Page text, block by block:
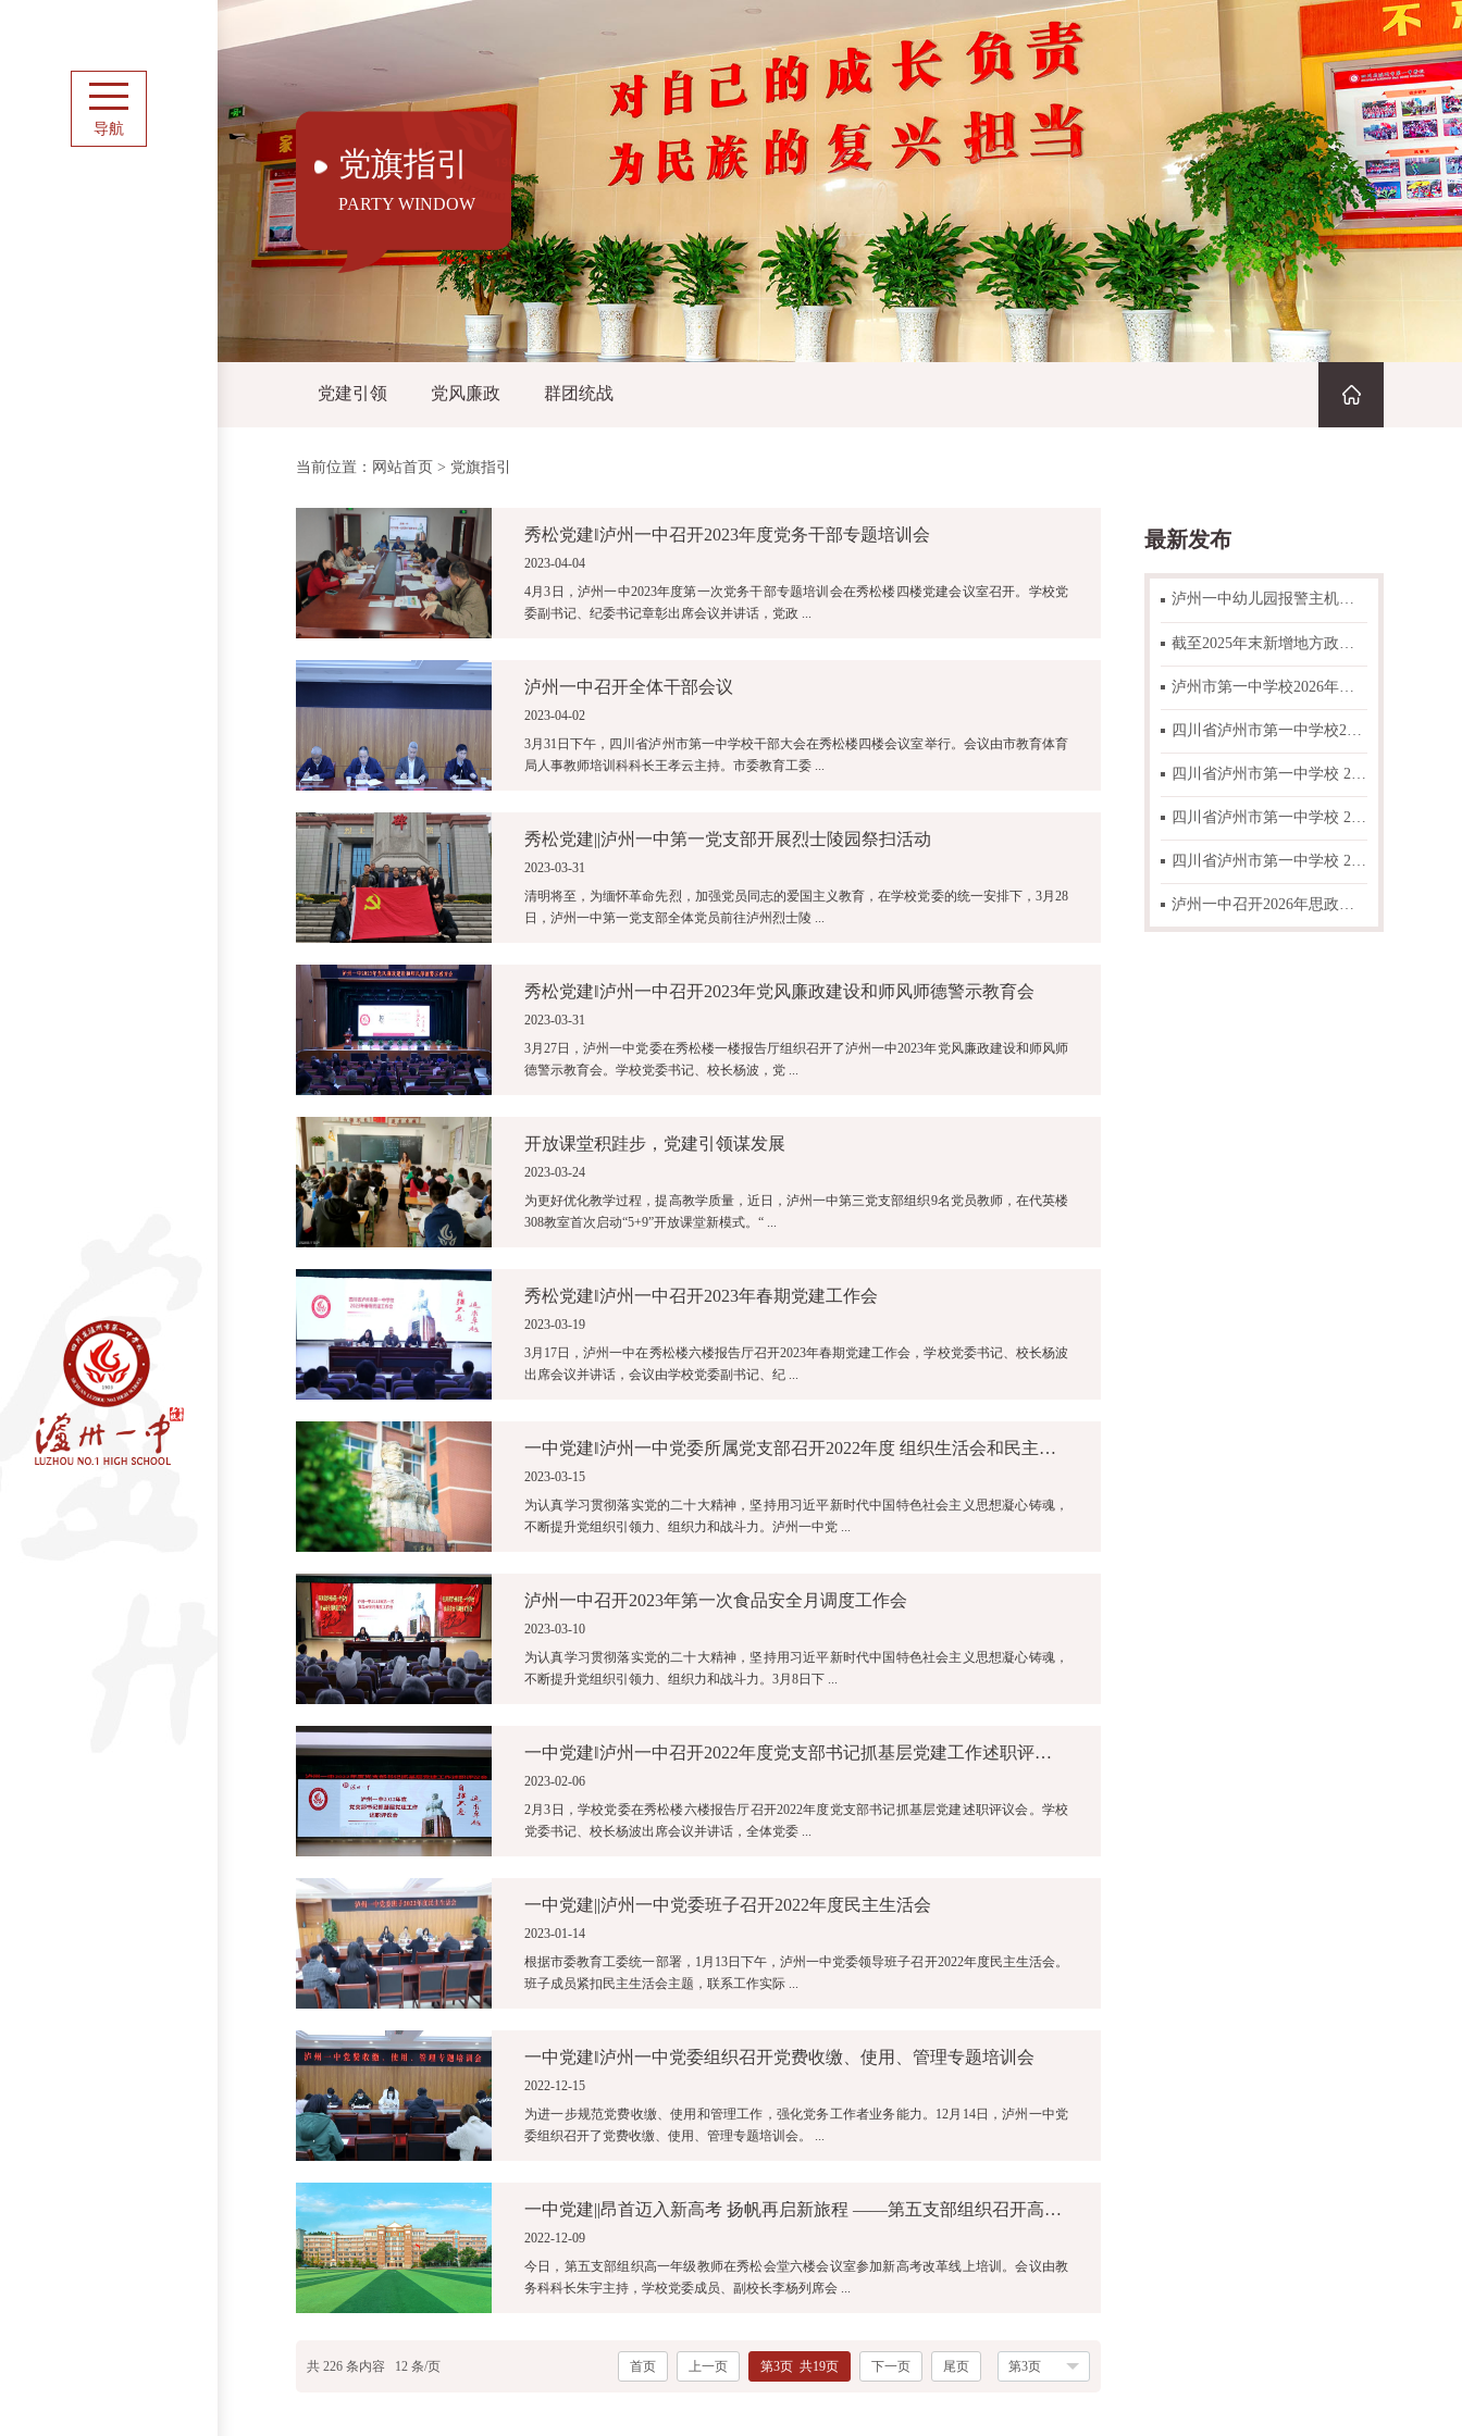
导航
党旗指引
PARTY WINDOW
党建引领 党风廉政 群团统战
当前位置： 网站首页 > 党旗指引
秀松党建‖泸州一中召开2023年度党务干部专题培训会
2023-04-04
4月3日，泸州一中2023年度第一次党务干部专题培训会在秀松楼四楼党建会议室召开。学校党
委副书记、纪委书记章彰出席会议并讲话，党政 ...
泸州一中召开全体干部会议
2023-04-02
3月31日下午，四川省泸州市第一中学校干部大会在秀松楼四楼会议室举行。会议由市教育体育
局人事教师培训科科长王孝云主持。市委教育工委 ...
秀松党建||泸州一中第一党支部开展烈士陵园祭扫活动
2023-03-31
清明将至，为缅怀革命先烈，加强党员同志的爱国主义教育，在学校党委的统一安排下，3月28
日，泸州一中第一党支部全体党员前往泸州烈士陵 ...
秀松党建‖泸州一中召开2023年党风廉政建设和师风师德警示教育会
2023-03-31
3月27日，泸州一中党委在秀松楼一楼报告厅组织召开了泸州一中2023年党风廉政建设和师风师
德警示教育会。学校党委书记、校长杨波，党 ...
开放课堂积跬步，党建引领谋发展
2023-03-24
为更好优化教学过程，提高教学质量，近日，泸州一中第三党支部组织9名党员教师，在代英楼
308教室首次启动“5+9”开放课堂新模式。“ ...
秀松党建‖泸州一中召开2023年春期党建工作会
2023-03-19
3月17日，泸州一中在秀松楼六楼报告厅召开2023年春期党建工作会，学校党委书记、校长杨波
出席会议并讲话，会议由学校党委副书记、纪 ...
一中党建‖泸州一中党委所属党支部召开2022年度 组织生活会和民主评议党员会
2023-03-15
为认真学习贯彻落实党的二十大精神，坚持用习近平新时代中国特色社会主义思想凝心铸魂，
不断提升党组织引领力、组织力和战斗力。泸州一中党 ...
泸州一中召开2023年第一次食品安全月调度工作会
2023-03-10
为认真学习贯彻落实党的二十大精神，坚持用习近平新时代中国特色社会主义思想凝心铸魂，
不断提升党组织引领力、组织力和战斗力。3月8日下 ...
一中党建‖泸州一中召开2022年度党支部书记抓基层党建工作述职评议会
2023-02-06
2月3日，学校党委在秀松楼六楼报告厅召开2022年度党支部书记抓基层党建述职评议会。学校
党委书记、校长杨波出席会议并讲话，全体党委 ...
一中党建||泸州一中党委班子召开2022年度民主生活会
2023-01-14
根据市委教育工委统一部署，1月13日下午，泸州一中党委领导班子召开2022年度民主生活会。
班子成员紧扣民主生活会主题，联系工作实际 ...
一中党建‖泸州一中党委组织召开党费收缴、使用、管理专题培训会
2022-12-15
为进一步规范党费收缴、使用和管理工作，强化党务工作者业务能力。12月14日，泸州一中党
委组织召开了党费收缴、使用、管理专题培训会。 ...
一中党建||昂首迈入新高考 扬帆再启新旅程 ——第五支部组织召开高一年级新高考培训会
2022-12-09
今日，第五支部组织高一年级教师在秀松会堂六楼会议室参加新高考改革线上培训。会议由教
务科科长朱宇主持，学校党委成员、副校长李杨列席会 ...
共 226 条内容 12 条/页 首页 上一页 第3页 共19页 下一页 尾页 第3页
最新发布
泸州一中幼儿园报警主机与可燃气体主机故障整改项目比选邀请函
截至2025年末新增地方政府一般债券情况表公示
泸州市第一中学校2026年春期 “高中国家助学金”“高中学费减免”“初中困难学生生活补助”资助学生名单公示
四川省泸州市第一中学校2026年零星搬运人工采购项目比选结果公告
四川省泸州市第一中学校 2026年零星搬运人工采购项目邀标函
四川省泸州市第一中学校 2026年“朝阳工程”项目拟推荐学生名单公示
四川省泸州市第一中学校 2026年度办公耗材采购项目比选结果公告
泸州一中召开2026年思政工作专题研讨会